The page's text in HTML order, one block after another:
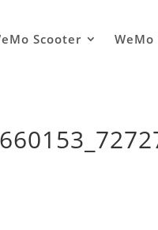
Scooter WeMo